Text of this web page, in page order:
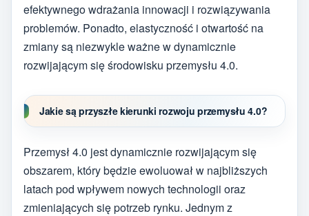
efektywnego wdrażania innowacji i rozwiązywania
problemów. Ponadto, elastyczność i otwartość na
zmiany są niezwykle ważne w dynamicznie
rozwijającym się środowisku przemysłu 4.0.
Jakie są przyszłe kierunki rozwoju przemysłu 4.0?
Przemysł 4.0 jest dynamicznie rozwijającym się
obszarem, który będzie ewoluował w najbliższych
latach pod wpływem nowych technologii oraz
zmieniających się potrzeb rynku. Jednym z